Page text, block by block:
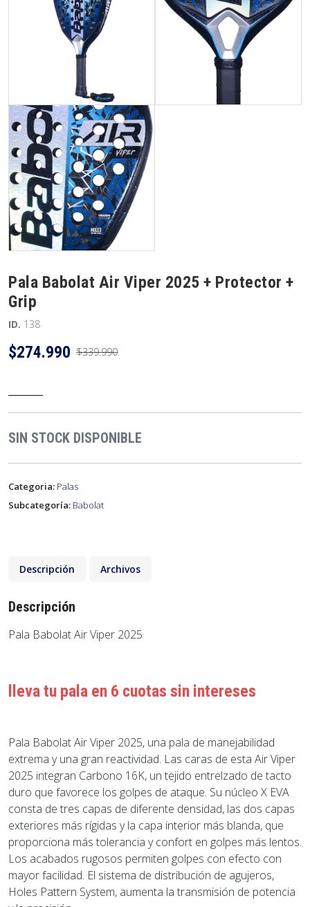
Pala Babolat Air Viper 2025 + Protector +
Grip
ID. 138
$274.990 $339.990
SIN STOCK DISPONIBLE
Categoria: Palas
Subcategoría: Babolat
Descripción Archivos
Descripción
Pala Babolat Air Viper 2025
lleva tu pala en 6 cuotas sin intereses
Pala Babolat Air Viper 2025, una pala de manejabilidad
extrema y una gran reactividad. Las caras de esta Air Viper
2025 integran Carbono 16K, un tejido entrelzado de tacto
duro que favorece los golpes de ataque. Su núcleo X EVA
consta de tres capas de diferente densidad, las dos capas
exteriores más rígidas y la capa interior más blanda, que
proporciona más tolerancia y confort en golpes más lentos.
Los acabados rugosos permiten golpes con efecto con
mayor facilidad. El sistema de distribución de agujeros,
Holes Pattern System, aumenta la transmisión de potencia